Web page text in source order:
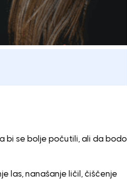
bi se bolje počutili, ali da bodo
las, nanašanje ličil, čiščenje